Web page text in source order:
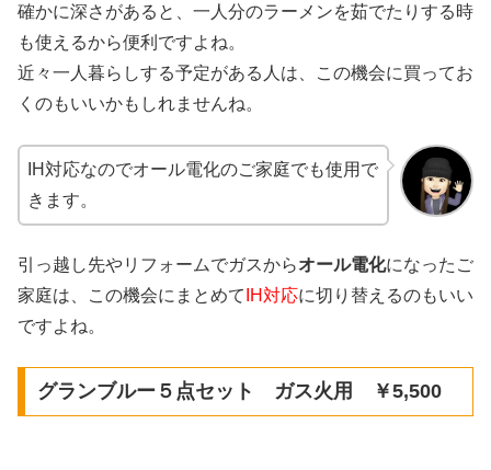
確かに深さがあると、一人分のラーメンを茹でたりする時
も使えるから便利ですよね。
近々一人暮らしする予定がある人は、この機会に買ってお
くのもいいかもしれませんね。
IH対応なのでオール電化のご家庭でも使用で
きます。
引っ越し先やリフォームでガスからオール電化になったご
家庭は、この機会にまとめて IH対応に切り替えるのもいい
ですよね。
グランブルー５点セット ガス火用 ￥5,500